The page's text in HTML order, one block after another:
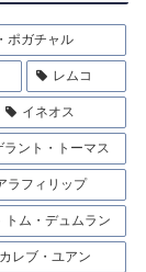
ポガチャル
レムコ
イネオス
ラント・トーマス
ラフィリップ
トム・デュムラン
カレブ・ユアン